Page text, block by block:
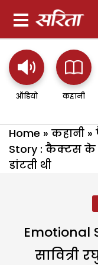
ऑडियो कहानी
Home » कहानी »
Story : कैक्टस के
डांटती थी
सावित्री